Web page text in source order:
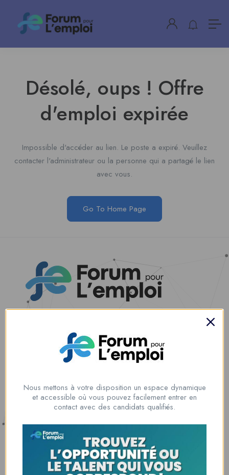
Désolé, oups ! Offre
d'emploi expirée
Impossible d'accéder au lien. Le poste a expiré. Veuillez
contacter l'administrateur ou la personne qui a partagé le lien
avec vous.
Go To Home Page
00228 91917788
la solution idéale pour tous ceux qui cherchent à se connecter au
opportunité professionnelle ou que vous souhaitiez recruter les meilleurs
Lome, Togo
fpe@forumpouremploi.com / 0022891917788
Nous mettons à votre disposition un espace dynamique
et accessible où vous pouvez facilement entrer en
contact avec des candidats qualifiés.